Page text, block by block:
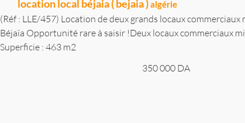
location local béjaia ( bejaia )algérie
(Réf : LLE/457) Location de deux grands locaux commerciaux
Béjaïa Opportunité rare à saisir !Deux locaux commerciaux
Superficie : 463 m2
350 000 DA